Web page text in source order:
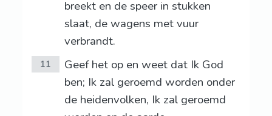
breekt en de speer in stukken
slaat, de wagens met vuur
verbrandt.
11
Geef het op en weet dat Ik God
ben; Ik zal geroemd worden onder
de heidenvolken, Ik zal geroemd